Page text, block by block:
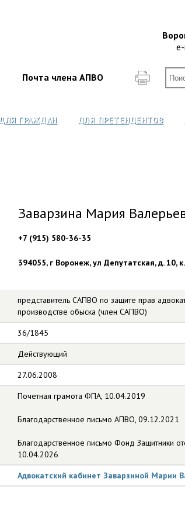
Почта члена АПВО
ДЛЯ ГРАЖДАН ДЛЯ ПРЕТЕНДЕНТОВ
Заварзина Мария
+7 (915) 580-36-35
394055, г Воронеж, ул Депутатская, д. 10,
представитель САПВО по защите прав
производстве обыска (член САПВО)
36/1845
Действующий
27.06.2008
Почетная грамота ФПА, 10.04.2019
Благодарственное письмо АПВО, 09.12.2021
Благодарственное письмо Фонд Защитники
10.04.2026
Адвокатский кабинет Заварзиной Марии